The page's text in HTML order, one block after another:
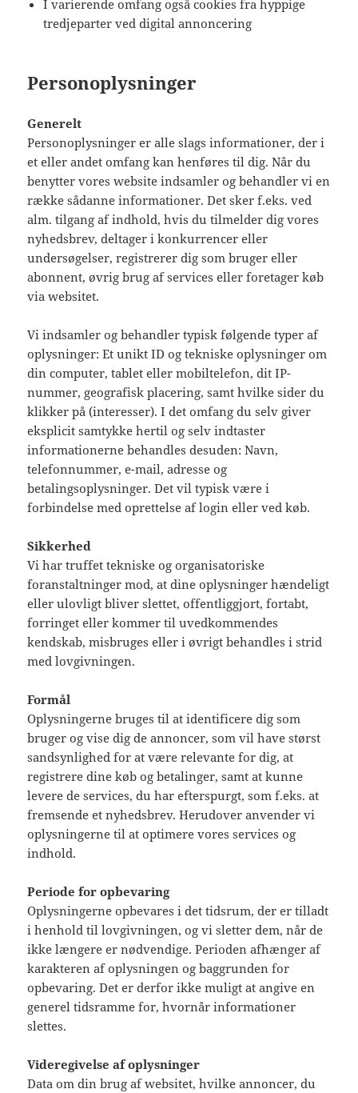
I varierende omfang også cookies fra hyppige
tredjeparter ved digital annoncering
Personoplysninger
Generelt
Personoplysninger er alle slags informationer, der i
et eller andet omfang kan henføres til dig. Når du
benytter vores website indsamler og behandler vi en
række sådanne informationer. Det sker f.eks. ved
alm. tilgang af indhold, hvis du tilmelder dig vores
nyhedsbrev, deltager i konkurrencer eller
undersøgelser, registrerer dig som bruger eller
abonnent, øvrig brug af services eller foretager køb
via websitet.
Vi indsamler og behandler typisk følgende typer af
oplysninger: Et unikt ID og tekniske oplysninger om
din computer, tablet eller mobiltelefon, dit IP-
nummer, geografisk placering, samt hvilke sider du
klikker på (interesser). I det omfang du selv giver
eksplicit samtykke hertil og selv indtaster
informationerne behandles desuden: Navn,
telefonnummer, e-mail, adresse og
betalingsoplysninger. Det vil typisk være i
forbindelse med oprettelse af login eller ved køb.
Sikkerhed
Vi har truffet tekniske og organisatoriske
foranstaltninger mod, at dine oplysninger hændeligt
eller ulovligt bliver slettet, offentliggjort, fortabt,
forringet eller kommer til uvedkommendes
kendskab, misbruges eller i øvrigt behandles i strid
med lovgivningen.
Formål
Oplysningerne bruges til at identificere dig som
bruger og vise dig de annoncer, som vil have størst
sandsynlighed for at være relevante for dig, at
registrere dine køb og betalinger, samt at kunne
levere de services, du har efterspurgt, som f.eks. at
fremsende et nyhedsbrev. Herudover anvender vi
oplysningerne til at optimere vores services og
indhold.
Periode for opbevaring
Oplysningerne opbevares i det tidsrum, der er tilladt
i henhold til lovgivningen, og vi sletter dem, når de
ikke længere er nødvendige. Perioden afhænger af
karakteren af oplysningen og baggrunden for
opbevaring. Det er derfor ikke muligt at angive en
generel tidsramme for, hvornår informationer
slettes.
Videregivelse af oplysninger
Data om din brug af websitet, hvilke annoncer, du